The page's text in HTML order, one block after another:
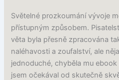
Světelné prozkoumání vývoje
přístupným způsobem.
věta byla přesně zpracována
naléhavosti a zoufalství, ale
jednoduché, chyběla mu
jsem očekával od skutečně